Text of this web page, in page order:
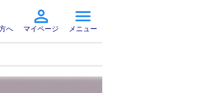
へ マイページ メニュー